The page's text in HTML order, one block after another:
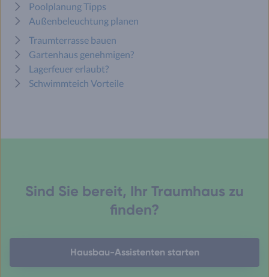
Poolplanung Tipps
Außenbeleuchtung planen
Traumterrasse bauen
Gartenhaus genehmigen?
Lagerfeuer erlaubt?
Schwimmteich Vorteile
Sind Sie bereit, Ihr Traumhaus zu
finden?
Hausbau-Assistenten starten